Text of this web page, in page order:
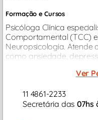
Formação e Cursos
Psicóloga Clínica
Comportamental (TCC)
Neuropsicologia. Atende
como ansiedade,
Ver
11 4861-2233
Secretária das 07hs